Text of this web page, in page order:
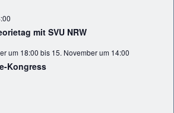
mit SVU NRW
um 18:00 bis 15. November um 14:00
Kongress